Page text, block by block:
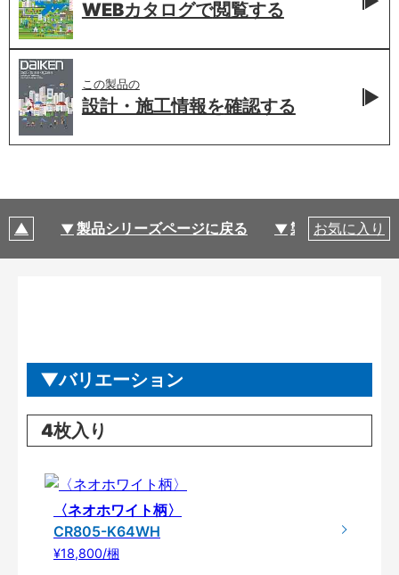
WEBカタログで閲覧する
この製品の
設計・施工情報を確認する
製品シリーズページに戻る 製品仕様
お気に入り
バリエーション
4枚入り
〈ネオホワイト柄〉
CR805-K64WH
¥18,800/梱